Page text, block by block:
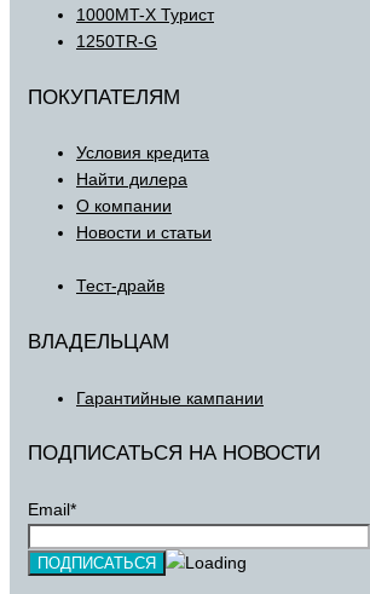
1000MT-X Турист
1250TR-G
ПОКУПАТЕЛЯМ
Условия кредита
Найти дилера
О компании
Новости и статьи
Тест-драйв
ВЛАДЕЛЬЦАМ
Гарантийные кампании
ПОДПИСАТЬСЯ НА НОВОСТИ
Email*